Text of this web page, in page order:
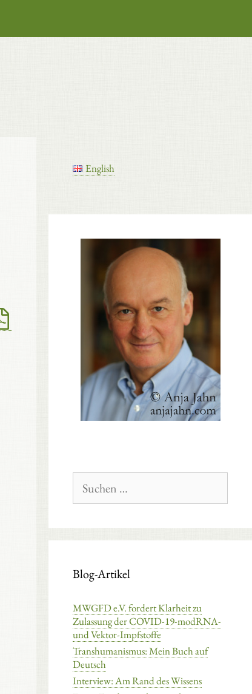
English
nach:
Blog-Artikel
MWGFD e.V. fordert Klarheit zu
Zulassung der COVID-19-modRNA-
und Vektor-Impfstoffe
Transhumanismus: Mein Buch auf
Deutsch
Interview: Am Rand des Wissens